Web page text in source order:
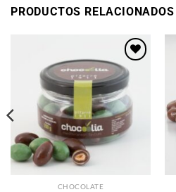
PRODUCTOS RELACIONADOS
Añadir
a la
lista de
deseos
CHOCOLATE